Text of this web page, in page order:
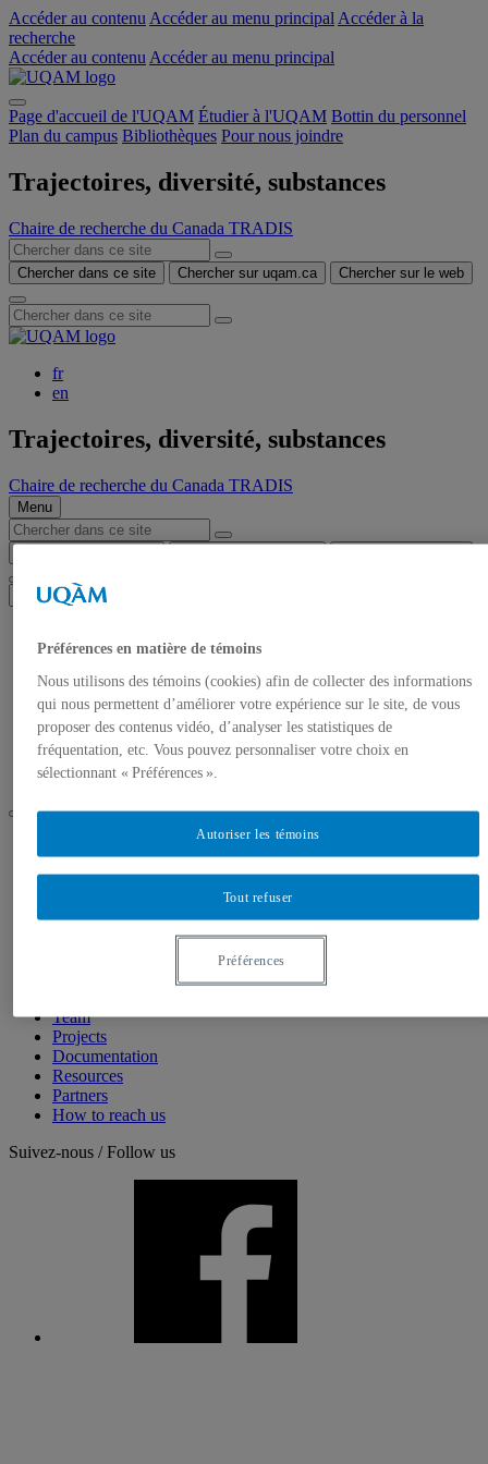
Accéder au contenu Accéder au menu principal Accéder à la
recherche
Accéder au contenu Accéder au menu principal
Page d'accueil de l'UQAM Étudier à l'UQAM Bottin du personnel
Plan du campus Bibliothèques Pour nous joindre
Trajectoires, diversité, substances
Chaire de recherche du Canada TRADIS
Chercher dans ce site Chercher sur uqam.ca Chercher sur le web
fr
en
Trajectoires, diversité, substances
Chaire de recherche du Canada TRADIS
Menu
The TRADIS Chair
Team
Projects
Documentation
Resources
Partners
How to reach us
fr
Team
Projects
Documentation
Resources
Partners
How to reach us
Suivez-nous / Follow us
Préférences en matière de témoins
Nous utilisons des témoins (cookies) afin de collecter des informations
qui nous permettent d’améliorer votre expérience sur le site, de vous
proposer des contenus vidéo, d’analyser les statistiques de
fréquentation, etc. Vous pouvez personnaliser votre choix en
sélectionnant « Préférences ».
Tout refuser
Autoriser les témoins
Préférences